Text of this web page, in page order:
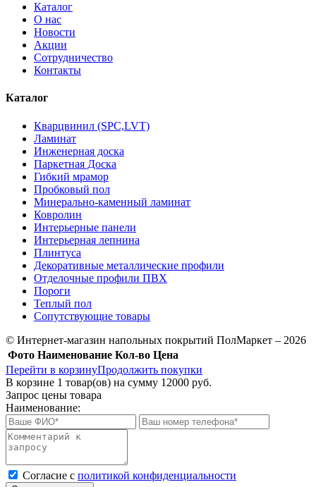
Каталог
О нас
Новости
Акции
Сотрудничество
Контакты
Каталог
Кварцвинил (SPC,LVT)
Ламинат
Инженерная доска
Паркетная Доска
Гибкий мрамор
Пробковый пол
Минерально-каменный ламинат
Ковролин
Интерьерные панели
Интерьерная лепнина
Плинтуса
Декоративные металлические профили
Отделочные профили ПВХ
Пороги
Теплый пол
Сопутствующие товары
© Интернет-магазин напольных покрытий ПолМаркет – 2026
Фото Наименование Кол-во Цена
Перейти в корзинуПродолжить покупки
В корзине 1 товар(ов) на сумму 12000 руб.
Запрос цены товара
Наименование:
Cогласие с политикой конфиденциальности